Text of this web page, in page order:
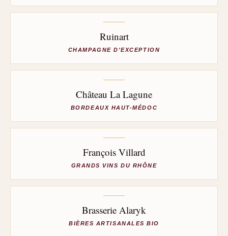
Ruinart
CHAMPAGNE D'EXCEPTION
Château La Lagune
BORDEAUX HAUT-MÉDOC
François Villard
GRANDS VINS DU RHÔNE
Brasserie Alaryk
BIÈRES ARTISANALES BIO